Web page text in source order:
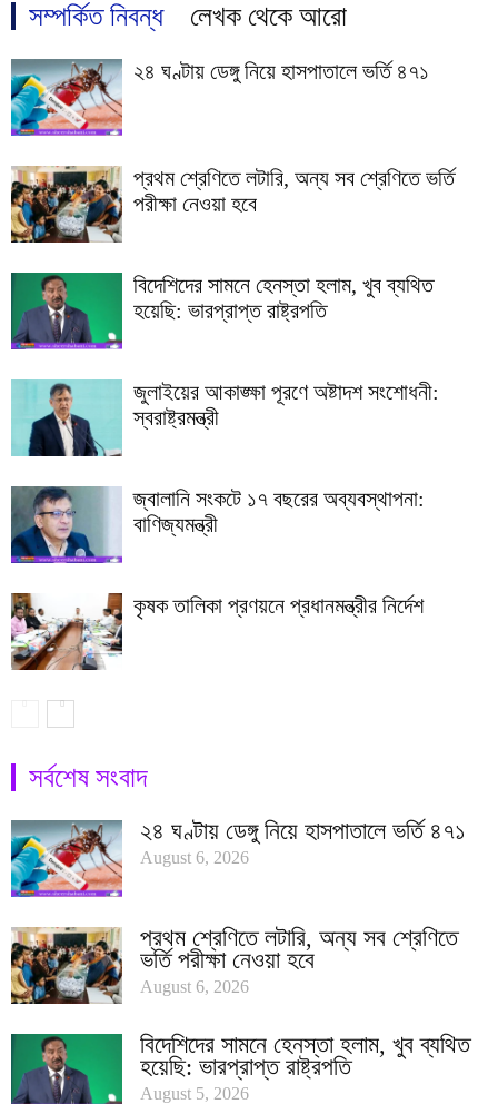
সম্পর্কিত নিবন্ধ লেখক থেকে আরো
২৪ ঘণ্টায় ডেঙ্গু নিয়ে হাসপাতালে ভর্তি ৪৭১
প্রথম শ্রেণিতে লটারি, অন্য সব শ্রেণিতে ভর্তি
পরীক্ষা নেওয়া হবে
বিদেশিদের সামনে হেনস্তা হলাম, খুব ব্যথিত
হয়েছি: ভারপ্রাপ্ত রাষ্ট্রপতি
জুলাইয়ের আকাঙ্ক্ষা পূরণে অষ্টাদশ সংশোধনী:
স্বরাষ্ট্রমন্ত্রী
জ্বালানি সংকটে ১৭ বছরের অব্যবস্থাপনা:
বাণিজ্যমন্ত্রী
কৃষক তালিকা প্রণয়নে প্রধানমন্ত্রীর নির্দেশ
সর্বশেষ সংবাদ
২৪ ঘণ্টায় ডেঙ্গু নিয়ে হাসপাতালে ভর্তি ৪৭১
August 6, 2026
প্রথম শ্রেণিতে লটারি, অন্য সব শ্রেণিতে
ভর্তি পরীক্ষা নেওয়া হবে
August 6, 2026
বিদেশিদের সামনে হেনস্তা হলাম, খুব ব্যথিত
হয়েছি: ভারপ্রাপ্ত রাষ্ট্রপতি
August 5, 2026